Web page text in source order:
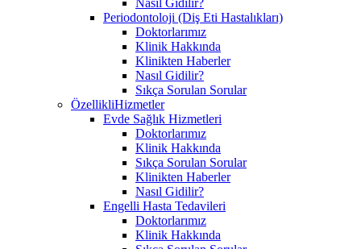
Periodontoloji (Diş Eti Hastalıkları)
Doktorlarımız
Klinik Hakkında
Klinikten Haberler
Nasıl Gidilir?
Sıkça Sorulan Sorular
ÖzellikliHizmetler
Evde Sağlık Hizmetleri
Doktorlarımız
Klinik Hakkında
Sıkça Sorulan Sorular
Klinikten Haberler
Nasıl Gidilir?
Engelli Hasta Tedavileri
Doktorlarımız
Klinik Hakkında